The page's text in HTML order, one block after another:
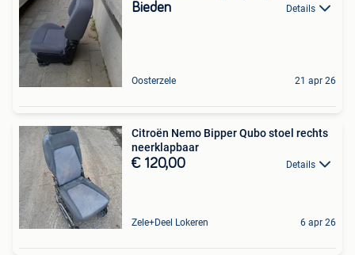
Bieden Details
Oosterzele 21 apr 26
Citroën Nemo Bipper Qubo stoel rechts
neerklapbaar
€ 120,00 Details
Zele+Deel Lokeren 6 apr 26